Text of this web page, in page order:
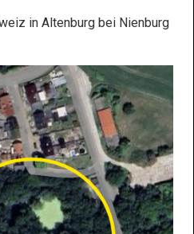
in Altenburg bei Nienburg